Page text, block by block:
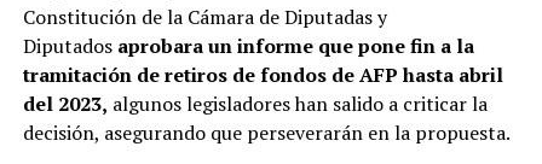
Constitución de la Cámara de Diputadas y
Diputados aprobara un informe que pone fin a la
tramitación de retiros de fondos de AFP hasta abril
del 2023, algunos legisladores han salido a criticar la
decisión, asegurando que perseverarán en la propuesta.